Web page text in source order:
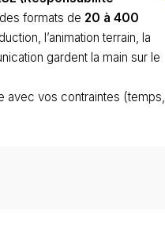
formats de 20 à 400
l’animation terrain, la
gardent la main sur le
avec vos contraintes (temps,